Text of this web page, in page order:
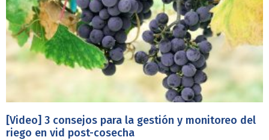
[Video] 3 consejos para la gestión y monitoreo del
riego en vid post-cosecha